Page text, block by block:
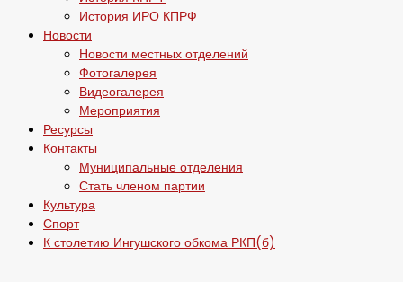
История ИРО КПРФ
Новости
Новости местных отделений
Фотогалерея
Видеогалерея
Мероприятия
Ресурсы
Контакты
Муниципальные отделения
Стать членом партии
Культура
Спорт
К столетию Ингушского обкома РКП(б)